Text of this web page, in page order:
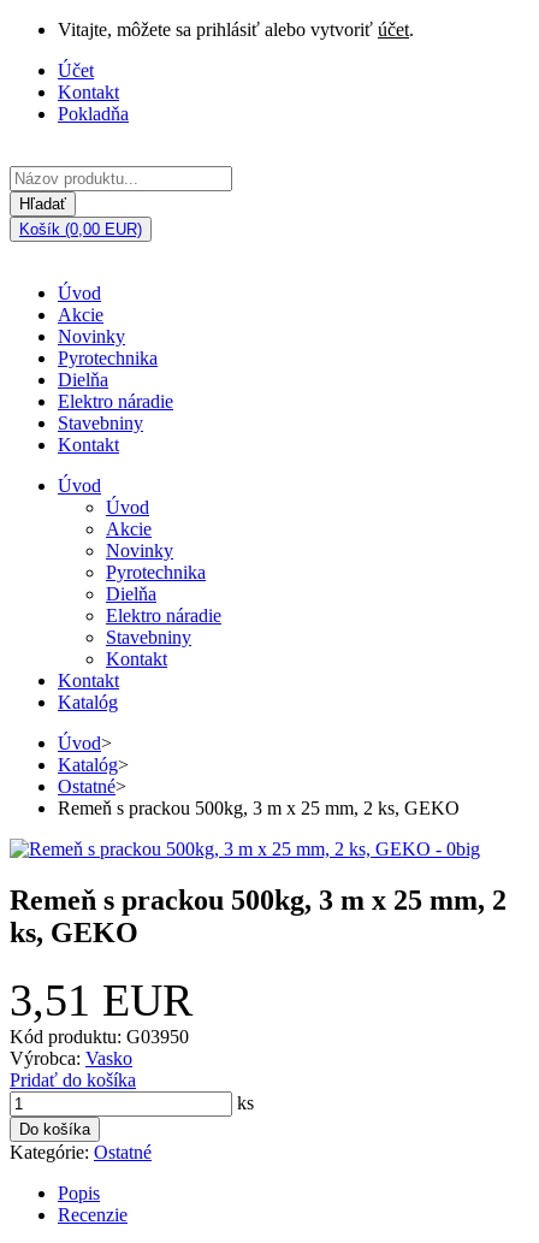
Vitajte, môžete sa prihlásiť alebo vytvoriť účet.
Účet
Kontakt
Pokladňa
Hľadať
Košík (0,00 EUR)
Úvod
Akcie
Novinky
Pyrotechnika
Dielňa
Elektro náradie
Stavebniny
Kontakt
Úvod
Úvod
Akcie
Novinky
Pyrotechnika
Dielňa
Elektro náradie
Stavebniny
Kontakt
Kontakt
Katalóg
Úvod>
Katalóg>
Ostatné>
Remeň s prackou 500kg, 3 m x 25 mm, 2 ks, GEKO
Remeň s prackou 500kg, 3 m x 25 mm, 2
ks, GEKO
3,51 EUR
Kód produktu: G03950
Výrobca: Vasko
Pridať do košíka
ks
Do košíka
Kategórie: Ostatné
Popis
Recenzie